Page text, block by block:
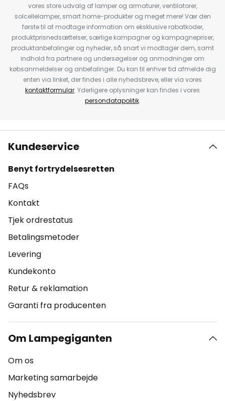
vores store udvalg af lamper og armaturer, ventilatorer,
solcellelamper, smart home-produkter og meget mere! Vær den
første til at modtage information om eksklusive rabatkoder,
produktprisnedsættelser, særlige kampagner og kampagnepriser,
produktanbefalinger og nyheder, så snart vi modtager dem, samt
indhold fra partnere og undersøgelser og anmodninger om
købsanmeldelser og anbefalinger. Du kan til enhver tid afmelde dig
enten via linket, der findes i alle nyhedsbreve, eller via vores
kontaktformular. Yderligere oplysninger kan findes i vores
persondatapolitik.
Kundeservice
Benyt fortrydelsesretten
FAQs
Kontakt
Tjek ordrestatus
Betalingsmetoder
Levering
Kundekonto
Retur & reklamation
Garanti fra producenten
Om Lampegiganten
Om os
Marketing samarbejde
Nyhedsbrev